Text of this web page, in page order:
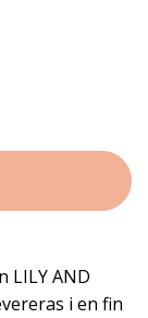
LILY AND
i en fin